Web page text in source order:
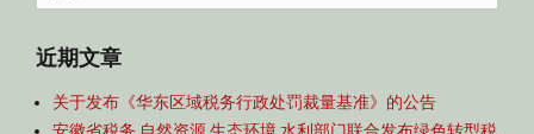
for:
近期文章
关于发布《华东区域税务行政处罚裁量基准》的公告